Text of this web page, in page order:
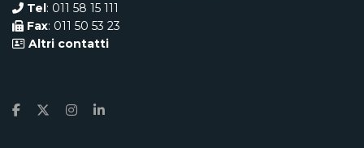
Tel: 011 58 15 111
Fax: 011 50 53 23
Altri contatti